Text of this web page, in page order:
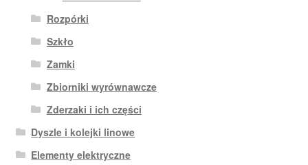
Rozpórki
Szkło
Zamki
Zbiorniki wyrównawcze
Zderzaki i ich części
Dyszle i kolejki linowe
Elementy elektryczne